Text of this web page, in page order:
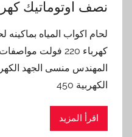
نصف اوتوماتيك كهرباء 220
لحام اكواب المياه
الكهربية 450
اقرأ المزيد